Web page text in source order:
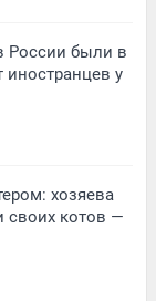
России были в
иностранцев у
хозяева
своих котов —